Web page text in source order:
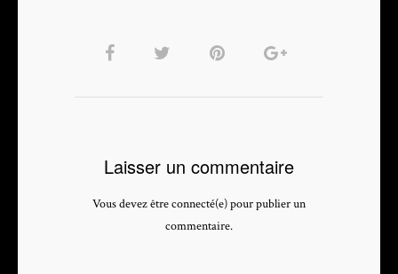
Laisser un commentaire
Vous devez être connecté(e) pour publier un
commentaire.